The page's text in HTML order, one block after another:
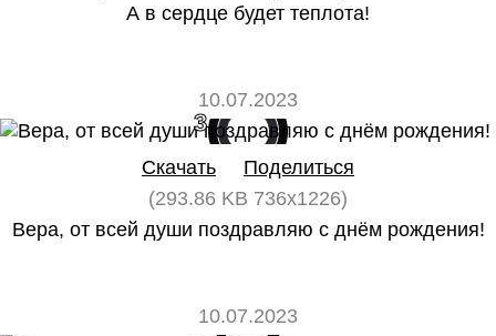
А в сердце будет теплота!
10.07.2023
3 0
Скачать
Поделиться
(293.86 KB 736x1226)
Вера, от всей души поздравляю с днём рождения!
10.07.2023